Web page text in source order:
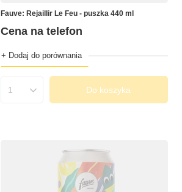
Fauve: Rejaillir Le Feu - puszka 440 ml
Cena na telefon
+ Dodaj do porównania
Ilość produktów Do koszyka